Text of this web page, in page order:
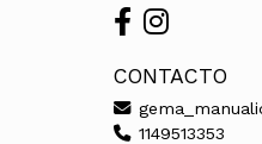
CONTACTO
1149513353